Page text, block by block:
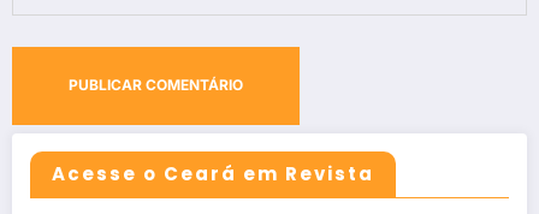
Acesse o Ceará em Revista